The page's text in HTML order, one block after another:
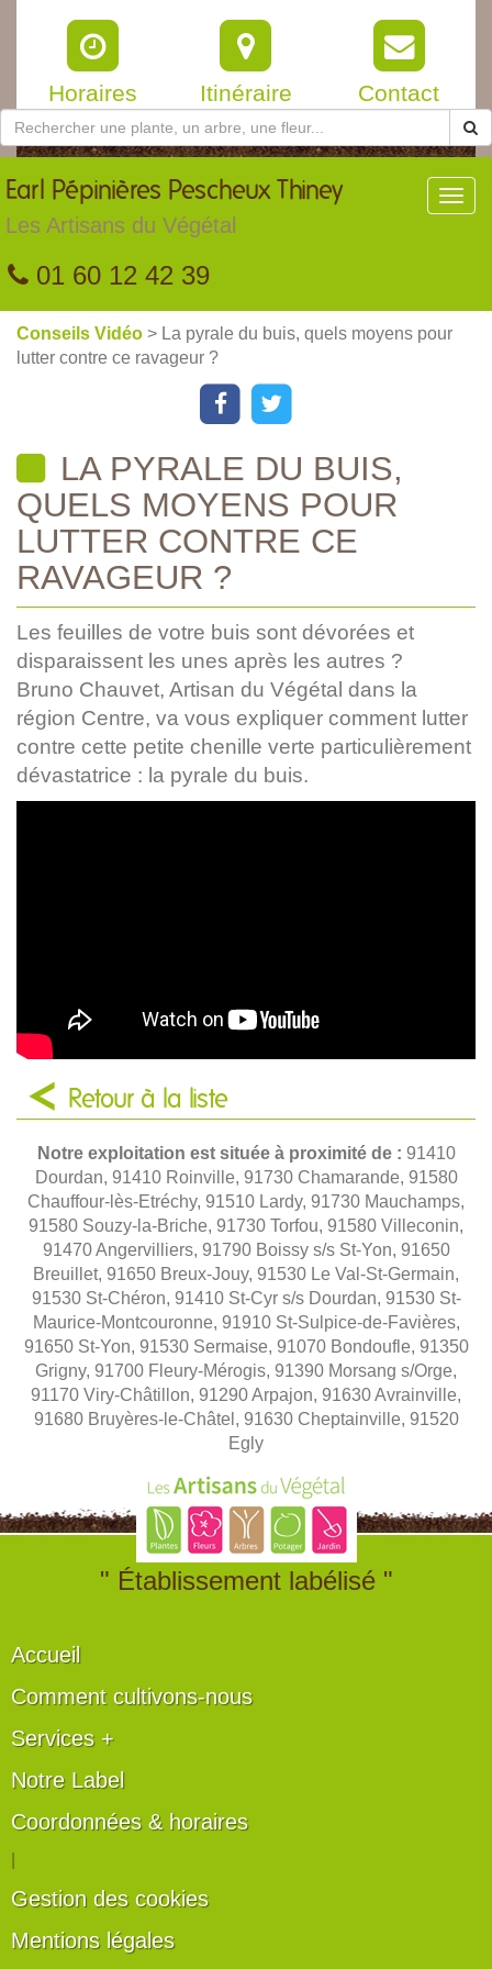
Horaires Itinéraire Contact
Earl Pépinières Pescheux Thiney
Les Artisans du Végétal
01 60 12 42 39
Conseils Vidéo > La pyrale du buis, quels moyens pour
lutter contre ce ravageur ?
LA PYRALE DU BUIS,
QUELS MOYENS POUR
LUTTER CONTRE CE
RAVAGEUR ?
Les feuilles de votre buis sont dévorées et
disparaissent les unes après les autres ?
Bruno Chauvet, Artisan du Végétal dans la
région Centre, va vous expliquer comment lutter
contre cette petite chenille verte particulièrement
dévastatrice : la pyrale du buis.
Retour à la liste
Notre exploitation est située à proximité de : 91410
Dourdan, 91410 Roinville, 91730 Chamarande, 91580
Chauffour-lès-Etréchy, 91510 Lardy, 91730 Mauchamps,
91580 Souzy-la-Briche, 91730 Torfou, 91580 Villeconin,
91470 Angervilliers, 91790 Boissy s/s St-Yon, 91650
Breuillet, 91650 Breux-Jouy, 91530 Le Val-St-Germain,
91530 St-Chéron, 91410 St-Cyr s/s Dourdan, 91530 St-
Maurice-Montcouronne, 91910 St-Sulpice-de-Favières,
91650 St-Yon, 91530 Sermaise, 91070 Bondoufle, 91350
Grigny, 91700 Fleury-Mérogis, 91390 Morsang s/Orge,
91170 Viry-Châtillon, 91290 Arpajon, 91630 Avrainville,
91680 Bruyères-le-Châtel, 91630 Cheptainville, 91520
Egly
" Établissement labélisé "
Accueil
Comment cultivons-nous
Services +
Notre Label
Coordonnées & horaires
Gestion des cookies
Mentions légales